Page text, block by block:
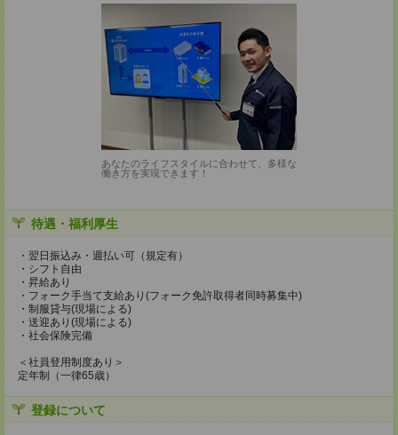
あなたのライフスタイルに合わせて、多様な
働き方を実現できます！
待遇・福利厚生
・翌日振込み・週払い可（規定有）
・シフト自由
・昇給あり
・フォーク手当て支給あり(フォーク免許取得者同時募集中)
・制服貸与(現場による)
・送迎あり(現場による)
・社会保険完備
＜社員登用制度あり＞
定年制（一律65歳）
登録について